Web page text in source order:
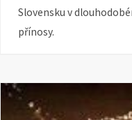
Slovensku v
přínosy.